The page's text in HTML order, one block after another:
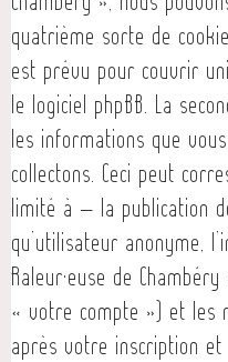
quatrième sorte de
est prévu pour couvrir
le logiciel phpBB. La
les informations que
collectons. Ceci peut
limité à — la publication
qu’utilisateur anonyme,
Raleur·euse de
« votre compte ») et les
après votre inscription